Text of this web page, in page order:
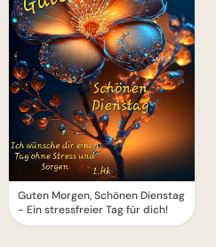
Guten Morgen, Schönen Dienstag
- Ein stressfreier Tag für dich!